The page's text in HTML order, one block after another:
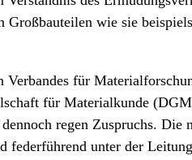
wie sie
Verbandes für
für Materialkunde
regen Zuspruchs.
federführend unter der